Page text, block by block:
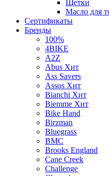
Щетки
Масло для
Сертификаты
Бренды
100%
4BIKE
A2Z
Abus Хит
Ass Savers
Assos Хит
Bianchi Хит
Biemme Хит
Bike Hand
Birzman
Bluegrass
BMC
Brooks England
Cane Creek
Challenge